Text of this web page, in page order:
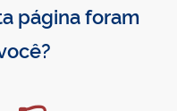
página foram